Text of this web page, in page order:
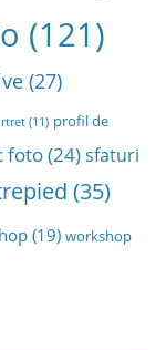
(121)
(27)
(11) profil de
foto(24)sfaturi
(35)
(19) workshop